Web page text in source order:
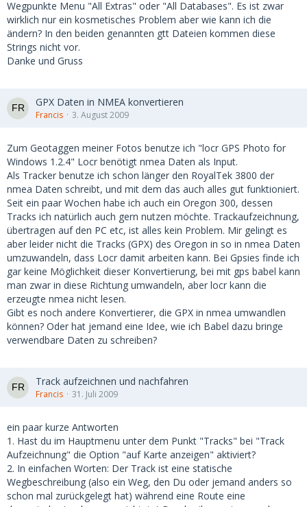
Wegpunkte Menu "All Extras" oder "All Databases". Es ist zwar
wirklich nur ein kosmetisches Problem aber wie kann ich die
ändern? In den beiden genannten gtt Dateien kommen diese
Strings nicht vor.
Danke und Gruss
GPX Daten in NMEA konvertieren
Francis 3. August 2009
Zum Geotaggen meiner Fotos benutze ich "locr GPS Photo for
Windows 1.2.4" Locr benötigt nmea Daten als Input.
Als Tracker benutze ich schon länger den RoyalTek 3800 der
nmea Daten schreibt, und mit dem das auch alles gut funktioniert.
Seit ein paar Wochen habe ich auch ein Oregon 300, dessen
Tracks ich natürlich auch gern nutzen möchte. Trackaufzeichnung,
übertragen auf den PC etc, ist alles kein Problem. Mir gelingt es
aber leider nicht die Tracks (GPX) des Oregon in so in nmea Daten
umzuwandeln, dass Locr damit arbeiten kann. Bei Gpsies finde ich
gar keine Möglichkeit dieser Konvertierung, bei mit gps babel kann
man zwar in diese Richtung umwandeln, aber locr kann die
erzeugte nmea nicht lesen.
Gibt es noch andere Konvertierer, die GPX in nmea umwandlen
können? Oder hat jemand eine Idee, wie ich Babel dazu bringe
verwendbare Daten zu schreiben?
Track aufzeichnen und nachfahren
Francis 31. Juli 2009
ein paar kurze Antworten
1. Hast du im Hauptmenu unter dem Punkt "Tracks" bei "Track
Aufzeichnung" die Option "auf Karte anzeigen" aktiviert?
2. In einfachen Worten: Der Track ist eine statische
Wegbeschreibung (also ein Weg, den Du oder jemand anders so
schon mal zurückgelegt hat) während eine Route eine